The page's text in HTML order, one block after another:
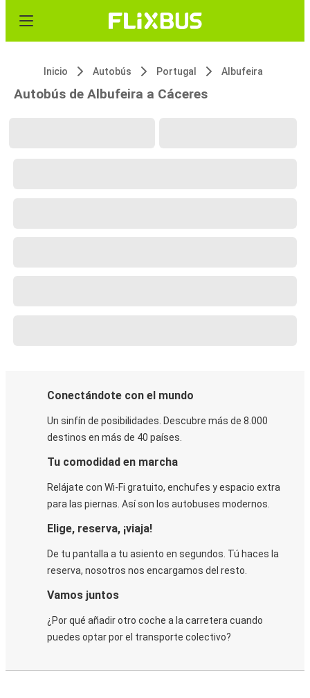
Inicio Autobús Portugal Albufeira
Autobús de Albufeira a Cáceres
Conectándote con el mundo
Un sinfín de posibilidades. Descubre más de 8.000
destinos en más de 40 países.
Tu comodidad en marcha
Relájate con Wi-Fi gratuito, enchufes y espacio extra
para las piernas. Así son los autobuses modernos.
Elige, reserva, ¡viaja!
De tu pantalla a tu asiento en segundos. Tú haces la
reserva, nosotros nos encargamos del resto.
Vamos juntos
¿Por qué añadir otro coche a la carretera cuando
puedes optar por el transporte colectivo?